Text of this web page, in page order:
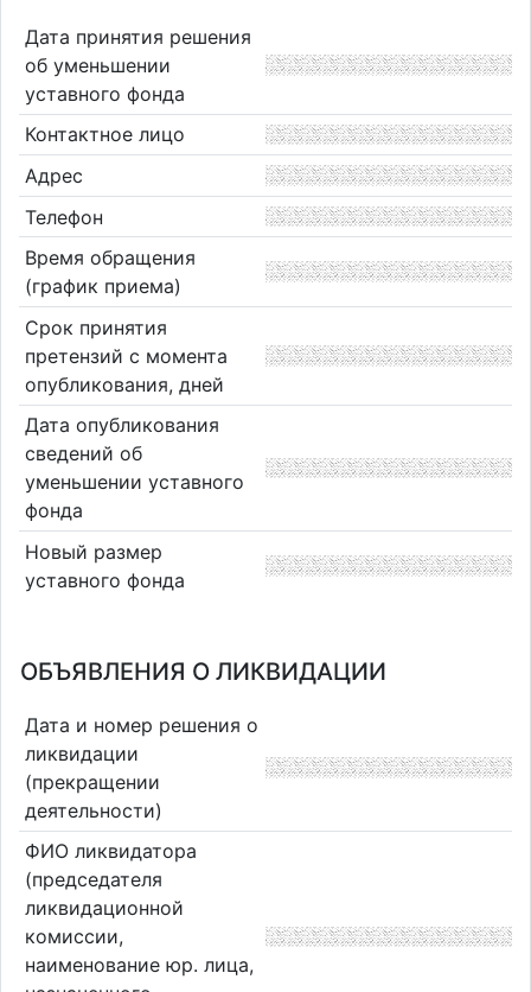
Дата принятия решения
об уменьшении
уставного фонда
Контактное лицо
Адрес
Телефон
Время обращения
(график приема)
Срок принятия
претензий с момента
опубликования, дней
Дата опубликования
сведений об
уменьшении уставного
фонда
Новый размер
уставного фонда
ОБЪЯВЛЕНИЯ О ЛИКВИДАЦИИ
Дата и номер решения о
ликвидации
(прекращении
деятельности)
ФИО ликвидатора
(председателя
ликвидационной
комиссии,
наименование юр. лица,